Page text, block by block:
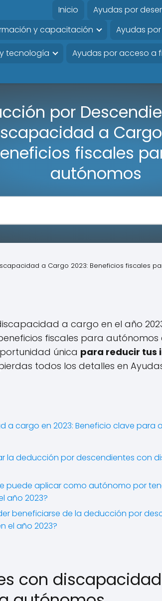
Inicio Ayudas por
y capacitación
Ayudas
tecnología Ayudas por acceso a
por
a
fiscales
autónomos
a Cargo 2023: Beneficios fiscales
a cargo en el año
fiscales para autónomos
única para reducir tus
todos los detalles en
cargo en 2023: Beneficio clave para
la deducción por descendientes con
puede aplicar como autónomo por
año 2023?
beneficiarse de la deducción por
el año 2023?
con